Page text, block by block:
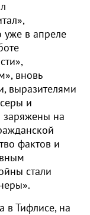
в апреле
вновь
выразителями
и
заряжены на
фактов и
стали
в Тифлисе, на